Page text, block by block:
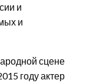
и
и
сцене
году актер